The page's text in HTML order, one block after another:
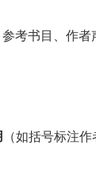
考书目、作者
（如括号标注